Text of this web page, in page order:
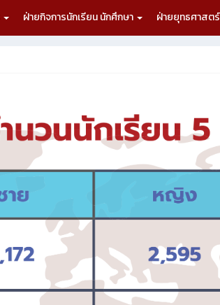
ฝ่ายกิจการนักเรียน นักศึกษา ฝ่ายยุทธศาสต